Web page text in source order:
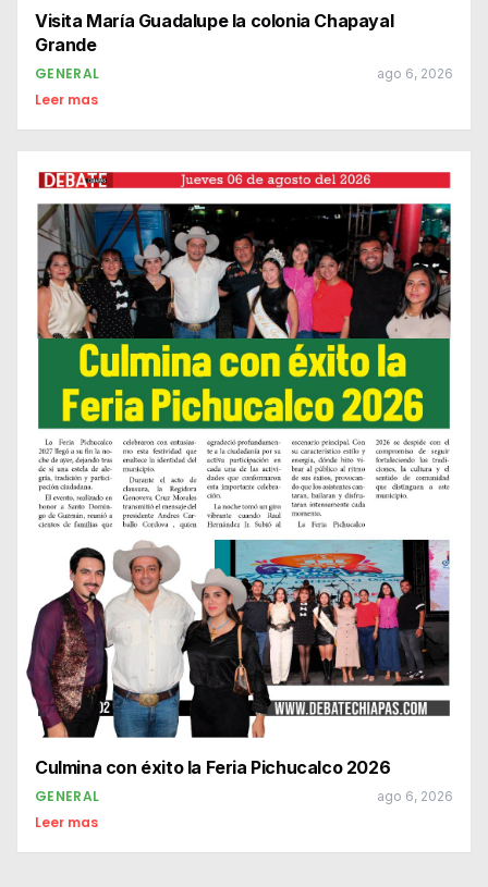
Visita María Guadalupe la colonia Chapayal
Grande
GENERAL ago 6, 2026
Leer mas
Culmina con éxito la Feria Pichucalco 2026
GENERAL ago 6, 2026
Leer mas